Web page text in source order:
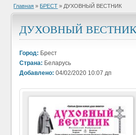
Главная » БРЕСТ » ДУХОВНЫЙ ВЕСТНИК
ДУХОВНЫЙ
Город: Брест
Страна: Беларусь
Добавлено: 04/02/2020 10:07 дп